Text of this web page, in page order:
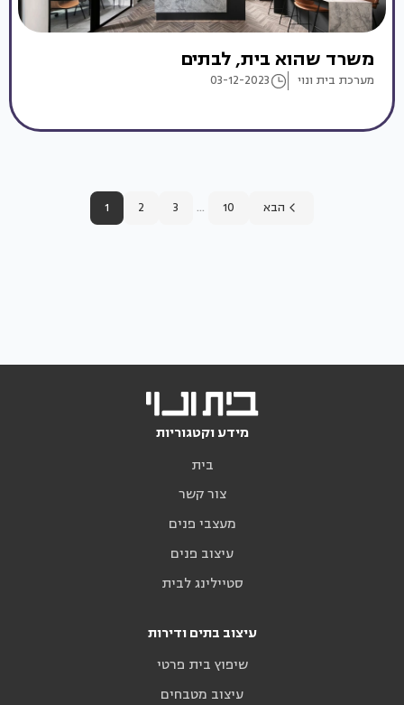
משרד שהוא בית, לבתים
מערכת בית ונוי 03-12-2023
1 2 3 ... 10 הבא
מידע וקטגוריות
בית
צור קשר
מעצבי פנים
עיצוב פנים
סטיילינג לבית
עיצוב בתים ודירות
שיפוץ בית פרטי
עיצוב מטבחים